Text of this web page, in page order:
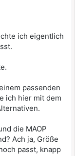
ich eigentlich
passenden
ich hier mit dem
die MAOP
Ach ja, Größe
passt, knapp